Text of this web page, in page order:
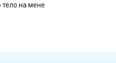
тело на мене